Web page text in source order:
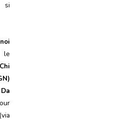
Da